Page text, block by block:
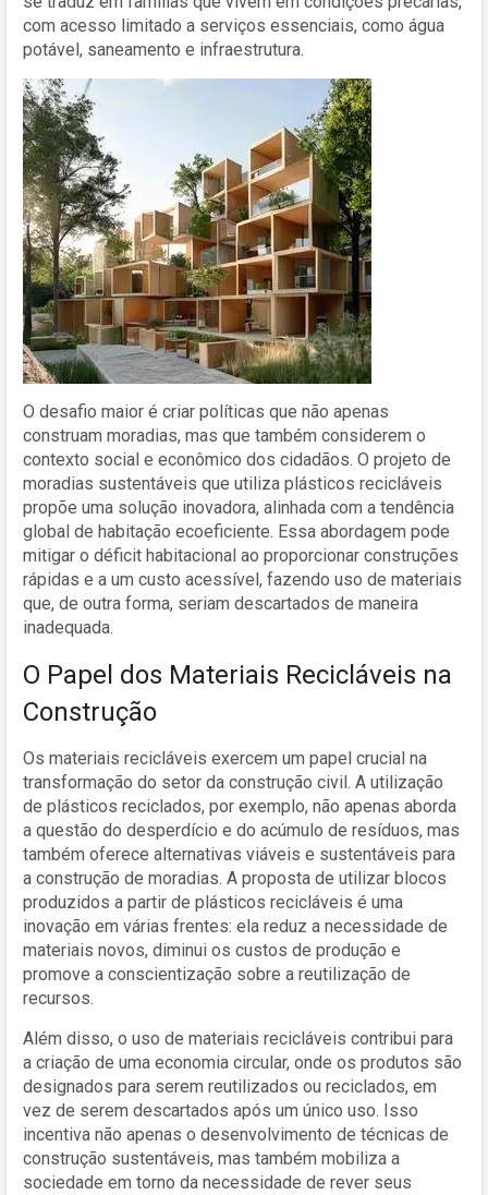
com acesso limitado a serviços essenciais, como água
potável, saneamento e infraestrutura.
O desafio maior é criar políticas que não apenas
construam moradias, mas que também considerem o
contexto social e econômico dos cidadãos. O projeto de
moradias sustentáveis que utiliza plásticos recicláveis
propõe uma solução inovadora, alinhada com a tendência
global de habitação ecoeficiente. Essa abordagem pode
mitigar o déficit habitacional ao proporcionar construções
rápidas e a um custo acessível, fazendo uso de materiais
que, de outra forma, seriam descartados de maneira
inadequada.
O Papel dos Materiais Recicláveis na
Construção
Os materiais recicláveis exercem um papel crucial na
transformação do setor da construção civil. A utilização
de plásticos reciclados, por exemplo, não apenas aborda
a questão do desperdício e do acúmulo de resíduos, mas
também oferece alternativas viáveis e sustentáveis para
a construção de moradias. A proposta de utilizar blocos
produzidos a partir de plásticos recicláveis é uma
inovação em várias frentes: ela reduz a necessidade de
materiais novos, diminui os custos de produção e
promove a conscientização sobre a reutilização de
recursos.
Além disso, o uso de materiais recicláveis contribui para
a criação de uma economia circular, onde os produtos são
designados para serem reutilizados ou reciclados, em
vez de serem descartados após um único uso. Isso
incentiva não apenas o desenvolvimento de técnicas de
construção sustentáveis, mas também mobiliza a
sociedade em torno da necessidade de rever seus